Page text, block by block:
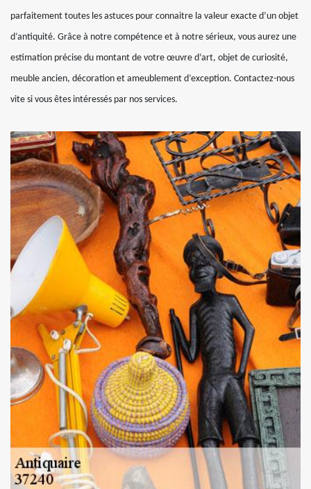
parfaitement toutes les astuces pour connaitre la valeur exacte d’un objet
d’antiquité. Grâce à notre compétence et à notre sérieux, vous aurez une
estimation précise du montant de votre œuvre d’art, objet de curiosité,
meuble ancien, décoration et ameublement d’exception. Contactez-nous
vite si vous êtes intéressés par nos services.